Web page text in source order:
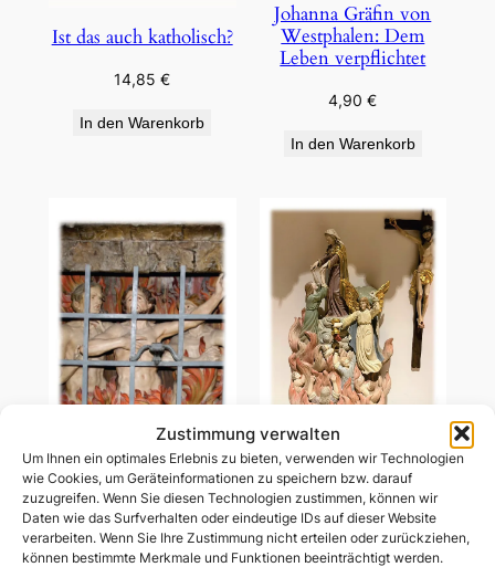
Zustimmung verwalten
Um Ihnen ein optimales Erlebnis zu bieten, verwenden wir Technologien
wie Cookies, um Geräteinformationen zu speichern bzw. darauf
zuzugreifen. Wenn Sie diesen Technologien zustimmen, können wir
Daten wie das Surfverhalten oder eindeutige IDs auf dieser Website
verarbeiten. Wenn Sie Ihre Zustimmung nicht erteilen oder zurückziehen,
können bestimmte Merkmale und Funktionen beeinträchtigt werden.
Ist das auch katholisch?
14,85€
In den Warenkorb
Johanna Gräfin von
Westphalen: Dem
Leben verpflichtet
4,90€
In den Warenkorb
Ablass-Gebetsbildchen
(Motiv C: Dießen)
5,00€
Ablass-Gebetsbildchen
(Motiv D: Maria
Vesperbild)